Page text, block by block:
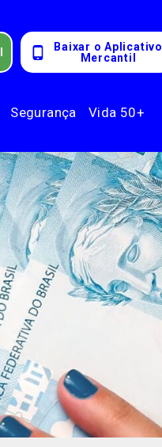
Baixar o Aplicativo
Mercantil
Segurança Vida 50+